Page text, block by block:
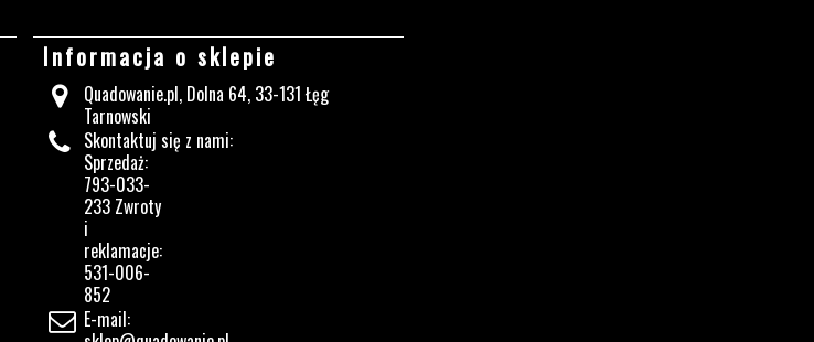
Informacja o sklepie
Quadowanie.pl, Dolna 64, 33-131 Łęg
Tarnowski
Skontaktuj się z nami:
Sprzedaż:
793-033-
233 Zwroty
i
reklamacje:
531-006-
852
E-mail: